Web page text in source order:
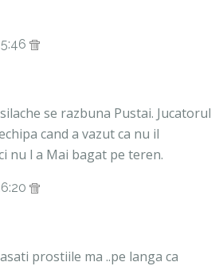
se razbuna Pustai. Jucatorul
cand a vazut ca nu il
nu l a Mai bagat pe teren.
prostiile ma ..pe langa ca